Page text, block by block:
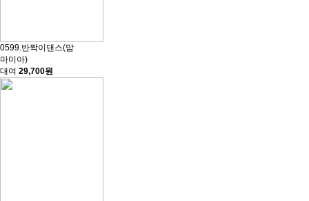
0599.반짝이댄스(맘
마미아)
대여 29,700원